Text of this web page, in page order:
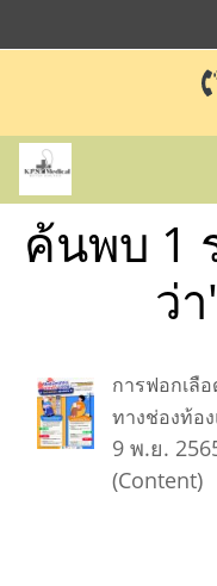
ค้นพบ 1
ว่
การฟอกเลื
ทางช่องท้อ
9 พ.ย.
(Content)